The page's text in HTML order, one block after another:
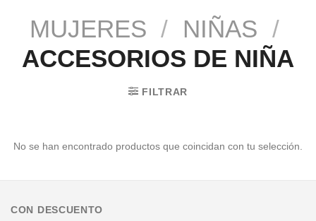
MUJERES / NIÑAS /
ACCESORIOS DE NIÑA
FILTRAR
No se han encontrado productos que coincidan con tu selección.
CON DESCUENTO